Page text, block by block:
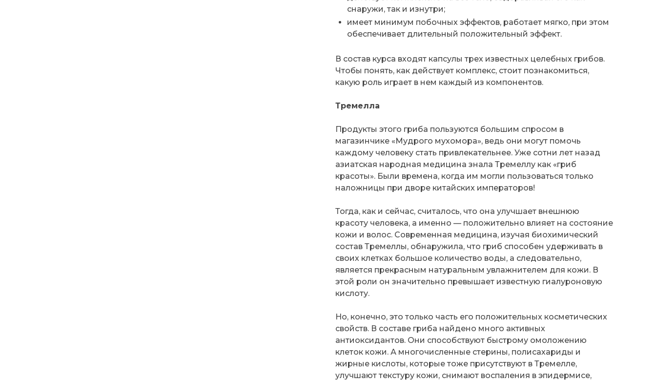
снаружи, так и изнутри;
имеет минимум побочных эффектов, работает мягко, при этом
обеспечивает длительный положительный эффект.
В состав курса входят капсулы трех известных целебных грибов.
Чтобы понять, как действует комплекс, стоит познакомиться,
какую роль играет в нем каждый из компонентов.
Тремелла
Продукты этого гриба пользуются большим спросом в
магазинчике «Мудрого мухомора», ведь они могут помочь
каждому человеку стать привлекательнее. Уже сотни лет назад
азиатская народная медицина знала Тремеллу как «гриб
красоты». Были времена, когда им могли пользоваться только
наложницы при дворе китайских императоров!
Тогда, как и сейчас, считалось, что она улучшает внешнюю
красоту человека, а именно — положительно влияет на состояние
кожи и волос. Современная медицина, изучая биохимический
состав Тремеллы, обнаружила, что гриб способен удерживать в
своих клетках большое количество воды, а следовательно,
является прекрасным натуральным увлажнителем для кожи. В
этой роли он значительно превышает известную гиалуроновую
кислоту.
Но, конечно, это только часть его положительных косметических
свойств. В составе гриба найдено много активных
антиоксидантов. Они способствуют быстрому омоложению
клеток кожи. А многочисленные стерины, полисахариды и
жирные кислоты, которые тоже присутствуют в Тремелле,
улучшают текстуру кожи, снимают воспаления в эпидермисе,